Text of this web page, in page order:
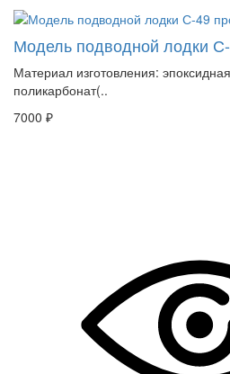
Модель подводной лодки
Материал изготовления:
поликарбонат(..
7000 ₽